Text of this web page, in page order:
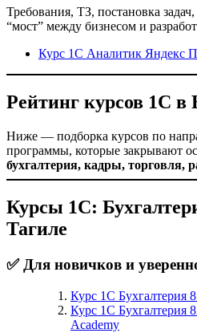
Требования, ТЗ, постановка
“мост” между бизнесом и
Курс 1С Аналитик Яндекс
Рейтинг курсов 1С
Ниже — подборка курсов по
программы, которые закрывают
бухгалтерия, кадры, торговля,
Курсы 1С:
Тагиле
✅ Для новичков и
Курс 1С Бухгалтерия
Курс 1С Бухгалтерия
Academy